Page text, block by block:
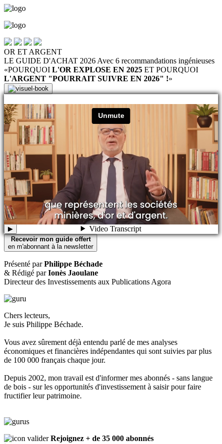
OR ET ARGENT
LE GUIDE D'ACHAT 2026 Avec 6 recommandations ingénieuses
«POURQUOI L'OR EXPLOSE EN 2025 ET POURQUOI
L'ARGENT "POURRAIT SUIVRE EN 2026" !»
▶
Recevoir mon guide offert
en m'abonnant à la newsletter
Présenté parPhilippe Béchade
& Rédigé parIonès Jaoulane
Directeur des Investissements aux Publications Agora
Chers lecteurs,
Je suis Philippe Béchade.
Vous avez sûrement déjà entendu parlé de mes analyses
économiques et financières indépendantes qui sont suivies par plus
de 100 000 français chaque jour.
Depuis 2002, mon travail est d'informer mes abonnés - sans langue
de bois - sur les opportunités d'investissement à saisir pour faire
fructifier leur patrimoine.
Rejoignez + de 35 000 abonnés